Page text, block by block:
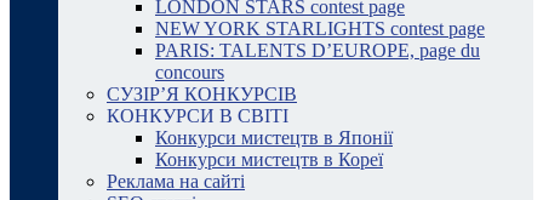
LONDON STARS contest page
NEW YORK STARLIGHTS contest page
PARIS: TALENTS D’EUROPE, page du
concours
СУЗІР’Я КОНКУРСІВ
КОНКУРСИ В СВІТІ
Конкурси мистецтв в Японії
Конкурси мистецтв в Кореї
Реклама на сайті